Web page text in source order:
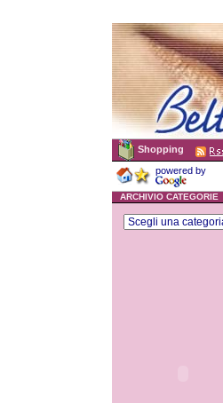
Shopping
powered by
ARCHIVIO CATEGORIE